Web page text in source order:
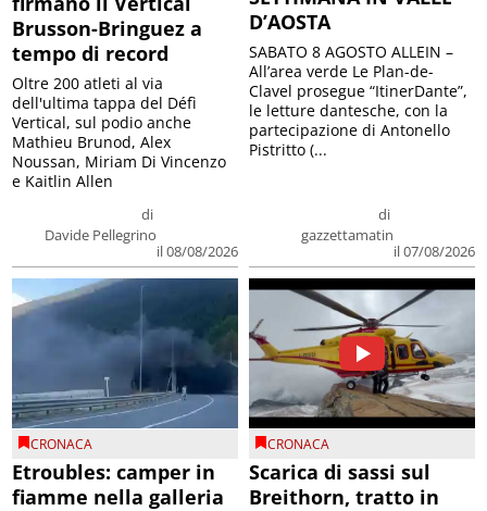
Brusson-Bringuez a
tempo di record
di
Davide Pellegrino
il 08/08/2026
Oltre 200 atleti al via
dell'ultima tappa del Défì
Vertical, sul podio anche
Mathieu Brunod, Alex
Noussan, Miriam Di Vincenzo
e Kaitlin Allen
D’AOSTA
di
gazzettamatin
il 07/08/2026
SABATO 8 AGOSTO ALLEIN –
All’area verde Le Plan-de-
Clavel prosegue “ItinerDante”,
le letture dantesche, con la
partecipazione di Antonello
Pistritto (...
CRONACA
Etroubles: camper in
fiamme nella galleria
CRONACA
Scarica di sassi sul
Breithorn, tratto in